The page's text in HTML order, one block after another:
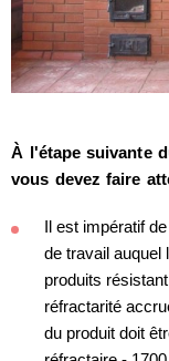
À l'étape suivante
vous devez faire
Il est impératif
de travail auquel
produits
réfractarité
du produit doit